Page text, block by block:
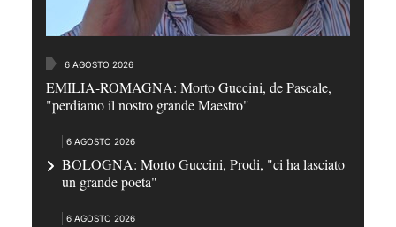
6 AGOSTO 2026
EMILIA-ROMAGNA: Morto Guccini, de Pascale,
"perdiamo il nostro grande Maestro"
6 AGOSTO 2026
BOLOGNA: Morto Guccini, Prodi, "ci ha lasciato
un grande poeta"
6 AGOSTO 2026